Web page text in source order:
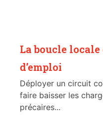
La boucle
d’emploi
Déployer un circuit
faire baisser les
précaires...